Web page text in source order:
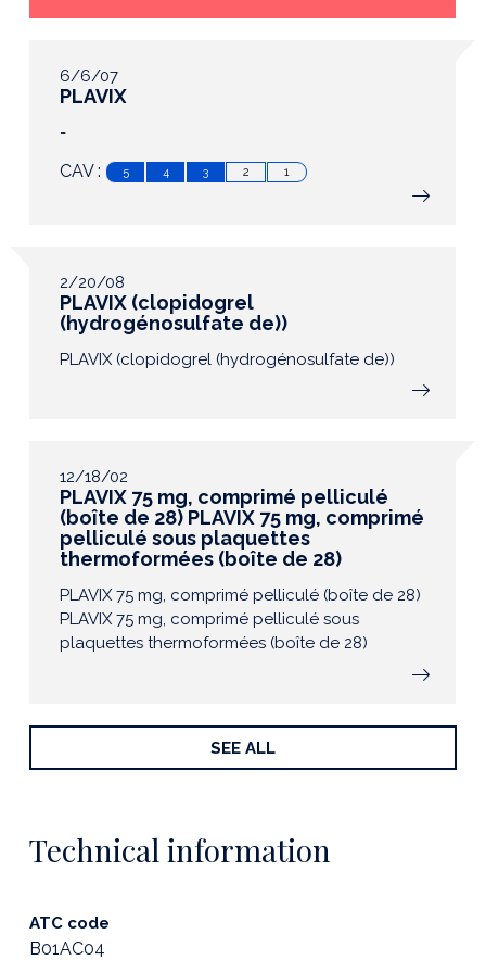
6/6/07
PLAVIX
-
CAV : 5 4 3 2 1
2/20/08
PLAVIX (clopidogrel
(hydrogénosulfate de))
PLAVIX (clopidogrel (hydrogénosulfate de))
12/18/02
PLAVIX 75 mg, comprimé pelliculé
(boîte de 28) PLAVIX 75 mg, comprimé
pelliculé sous plaquettes
thermoformées (boîte de 28)
PLAVIX 75 mg, comprimé pelliculé (boîte de 28)
PLAVIX 75 mg, comprimé pelliculé sous
plaquettes thermoformées (boîte de 28)
SEE ALL
Technical information
ATC code
B01AC04